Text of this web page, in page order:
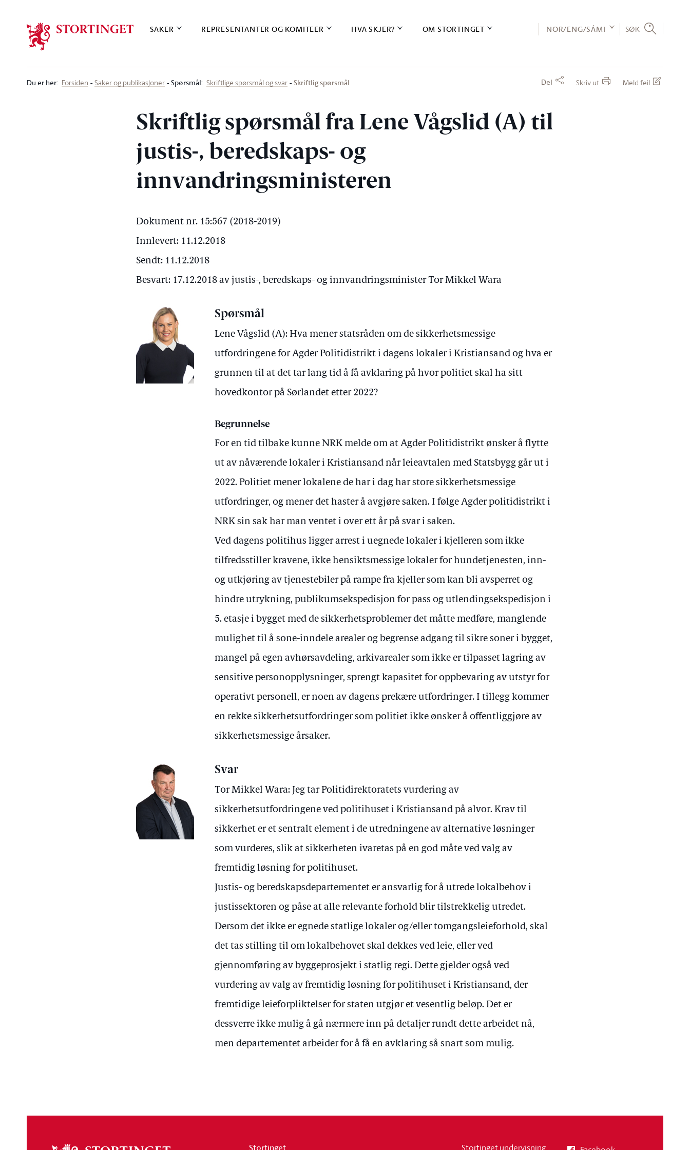
SAKER REPRESENTANTER OG KOMITEER HVA SKJER? OM STORTINGET NOR/ENG/SÁMI SØK
Du er her: Forsiden Saker og publikasjoner Spørsmål: Skriftlige spørsmål og svar Skriftlig spørsmål Del Skriv ut Meld feil
Skriftlig spørsmål fra Lene Vågslid (A) til
justis-, beredskaps- og
innvandringsministeren
Dokument nr. 15:567 (2018-2019)
Innlevert: 11.12.2018
Sendt: 11.12.2018
Besvart: 17.12.2018 av justis-, beredskaps- og innvandringsminister Tor Mikkel Wara
Spørsmål
Lene Vågslid (A): Hva mener statsråden om de sikkerhetsmessige
utfordringene for Agder Politidistrikt i dagens lokaler i Kristiansand og hva er
grunnen til at det tar lang tid å få avklaring på hvor politiet skal ha sitt
hovedkontor på Sørlandet etter 2022?
Begrunnelse
For en tid tilbake kunne NRK melde om at Agder Politidistrikt ønsker å flytte
ut av nåværende lokaler i Kristiansand når leieavtalen med Statsbygg går ut i
2022. Politiet mener lokalene de har i dag har store sikkerhetsmessige
utfordringer, og mener det haster å avgjøre saken. I følge Agder politidistrikt i
NRK sin sak har man ventet i over ett år på svar i saken.
Ved dagens politihus ligger arrest i uegnede lokaler i kjelleren som ikke
tilfredsstiller kravene, ikke hensiktsmessige lokaler for hundetjenesten, inn-
og utkjøring av tjenestebiler på rampe fra kjeller som kan bli avsperret og
hindre utrykning, publikumsekspedisjon for pass og utlendingsekspedisjon i
5. etasje i bygget med de sikkerhetsproblemer det måtte medføre, manglende
mulighet til å sone-inndele arealer og begrense adgang til sikre soner i bygget,
mangel på egen avhørsavdeling, arkivarealer som ikke er tilpasset lagring av
sensitive personopplysninger, sprengt kapasitet for oppbevaring av utstyr for
operativt personell, er noen av dagens prekære utfordringer. I tillegg kommer
en rekke sikkerhetsutfordringer som politiet ikke ønsker å offentliggjøre av
sikkerhetsmessige årsaker.
Svar
Tor Mikkel Wara: Jeg tar Politidirektoratets vurdering av
sikkerhetsutfordringene ved politihuset i Kristiansand på alvor. Krav til
sikkerhet er et sentralt element i de utredningene av alternative løsninger
som vurderes, slik at sikkerheten ivaretas på en god måte ved valg av
fremtidig løsning for politihuset.
Justis- og beredskapsdepartementet er ansvarlig for å utrede lokalbehov i
justissektoren og påse at alle relevante forhold blir tilstrekkelig utredet.
Dersom det ikke er egnede statlige lokaler og/eller tomgangsleieforhold, skal
det tas stilling til om lokalbehovet skal dekkes ved leie, eller ved
gjennomføring av byggeprosjekt i statlig regi. Dette gjelder også ved
vurdering av valg av fremtidig løsning for politihuset i Kristiansand, der
fremtidige leieforpliktelser for staten utgjør et vesentlig beløp. Det er
dessverre ikke mulig å gå nærmere inn på detaljer rundt dette arbeidet nå,
men departementet arbeider for å få en avklaring så snart som mulig.
Stortinget Stortinget undervisning